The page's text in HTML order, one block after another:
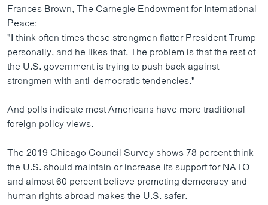
Frances Brown, The Carnegie Endowment for International
Peace:
"I think often times these strongmen flatter President Trump
personally, and he likes that. The problem is that the rest of
the U.S. government is trying to push back against
strongmen with anti-democratic tendencies."
And polls indicate most Americans have more traditional
foreign policy views.
The 2019 Chicago Council Survey shows 78 percent think
the U.S. should maintain or increase its support for NATO -
and almost 60 percent believe promoting democracy and
human rights abroad makes the U.S. safer.